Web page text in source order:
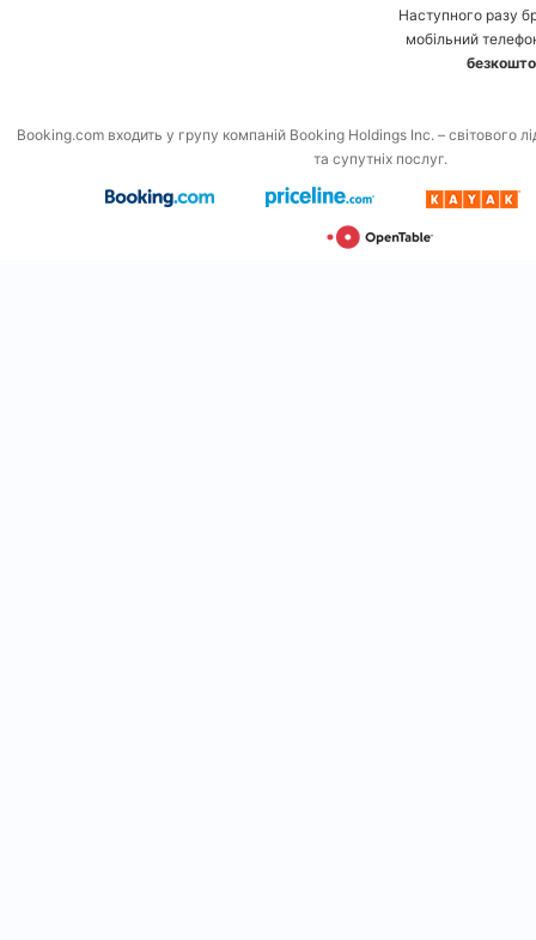
Наступного разу
мобільний
Booking.com входить у групу компаній Booking Holdings Inc. – світового
та супутніх послуг.